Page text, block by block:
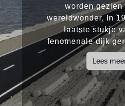
worden gezien
wereldwonder. In
laatste stukje
fenomenale dijk
Lees